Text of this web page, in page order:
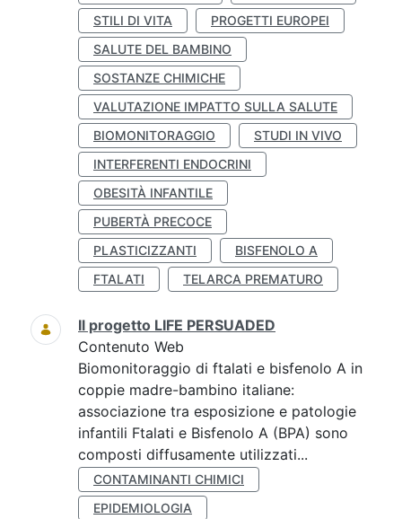
STILI DI VITA
PROGETTI EUROPEI
SALUTE DEL BAMBINO
SOSTANZE CHIMICHE
VALUTAZIONE IMPATTO SULLA SALUTE
BIOMONITORAGGIO
STUDI IN VIVO
INTERFERENTI ENDOCRINI
OBESITÀ INFANTILE
PUBERTÀ PRECOCE
PLASTICIZZANTI
BISFENOLO A
FTALATI
TELARCA PREMATURO
Il progetto LIFE PERSUADED
Contenuto Web
Biomonitoraggio di ftalati e bisfenolo A in
coppie madre-bambino italiane:
associazione tra esposizione e patologie
infantili Ftalati e Bisfenolo A (BPA) sono
composti diffusamente utilizzati...
CONTAMINANTI CHIMICI
EPIDEMIOLOGIA